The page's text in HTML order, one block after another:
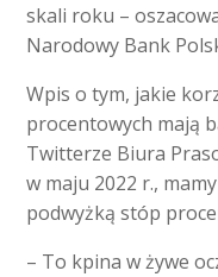
skali roku –
Narodowy Bank
Wpis o tym, jakie
procentowych mają
Twitterze Biura
w maju 2022 r.,
podwyżką stóp
– To kpina w żywe